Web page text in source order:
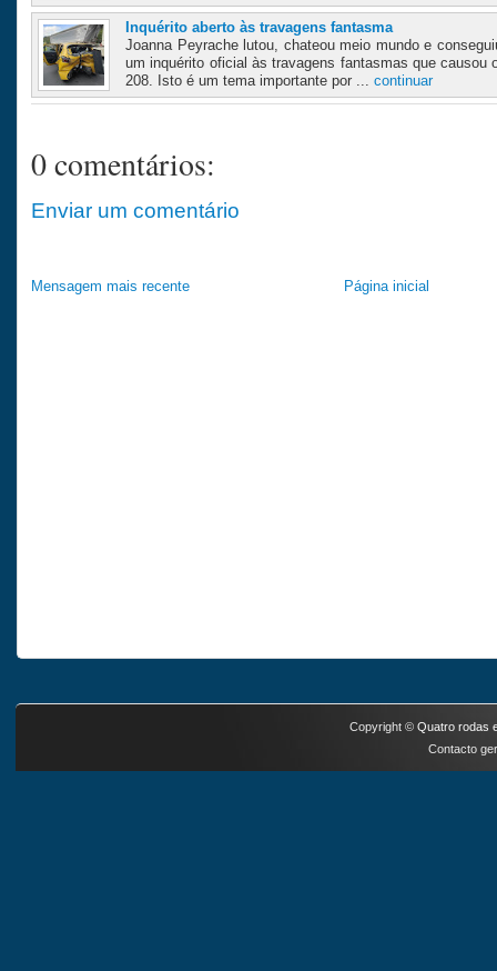
Inquérito aberto às travagens fantasma
Joanna Peyrache lutou, chateou meio mundo e
um inquérito oficial às travagens fantasmas que causou
208. Isto é um tema importante por ... continuar
0 comentários:
Enviar um comentário
Mensagem mais recente Página inicial
Copyright © Quatro rodas
Contacto